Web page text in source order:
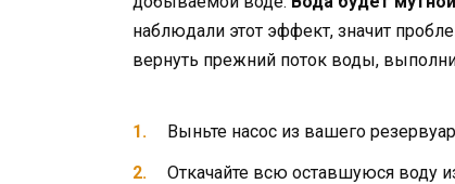
наблюдали этот эффект, значит
вернуть прежний поток воды,
Выньте насос из вашего
Откачайте всю оставшуюся воду